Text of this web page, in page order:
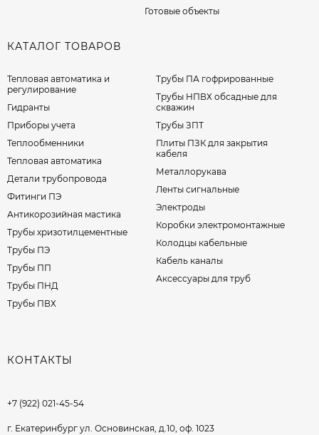
Готовые объекты
КАТАЛОГ ТОВАРОВ
Тепловая автоматика и
регулирование
Гидранты
Приборы учета
Теплообменники
Тепловая автоматика
Детали трубопровода
Фитинги ПЭ
Антикорозийная мастика
Трубы хризотилцементные
Трубы ПЭ
Трубы ПП
Трубы ПНД
Трубы ПВХ
Трубы ПА гофрированные
Трубы НПВХ обсадные для
скважин
Трубы ЗПТ
Плиты ПЗК для закрытия
кабеля
Металлорукава
Ленты сигнальные
Электроды
Коробки электромонтажные
Колодцы кабельные
Кабель каналы
Аксессуары для труб
КОНТАКТЫ
+7 (922) 021-45-54
г. Екатеринбург ул. Основинская, д.10, оф. 1023